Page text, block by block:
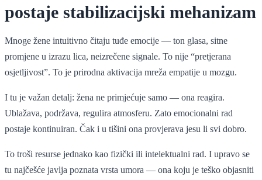
postaje stabilizacijski mehanizam
Mnoge žene intuitivno čitaju tuđe emocije — ton glasa, sitne
promjene u izrazu lica, neizrečene signale. To nije “pretjerana
osjetljivost”. To je prirodna aktivacija mreža empatije u mozgu.
I tu je važan detalj: žena ne primjećuje samo — ona reagira.
Ublažava, podržava, regulira atmosferu. Zato emocionalni rad
postaje kontinuiran. Čak i u tišini ona provjerava jesu li svi dobro.
To troši resurse jednako kao fizički ili intelektualni rad. I upravo se
tu najčešće javlja poznata vrsta umora — ona koju je teško objasniti